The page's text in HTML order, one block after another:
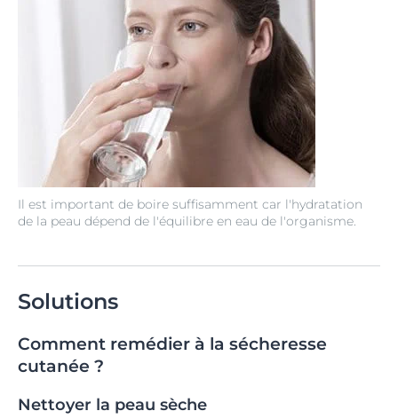
Il est important de boire suffisamment car l'hydratation
de la peau dépend de l'équilibre en eau de l'organisme.
Solutions
Comment remédier à la sécheresse
cutanée ?
Nettoyer la peau sèche